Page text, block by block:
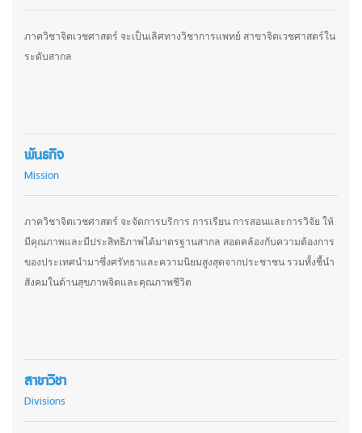
ภาควิชาจิตเวชศาสตร์ จะเป็นเลิศทางวิชาการแพทย์ สาขาจิตเวชศาสตร์ใน
ระดับสากล
พันธกิจ
Mission
ภาควิชาจิตเวชศาสตร์ จะจัดการบริการ การเรียน การสอนและการวิจัย ให้
มีคุณภาพและมีประสิทธิภาพได้มาตรฐานสากล สอดคล้องกับความต้องการ
ของประเทศนำมาซึ่งศรัทธาและความนิยมสูงสุดจากประชาชน รวมทั้งชี้นำ
สังคมในด้านสุขภาพจิตและคุณภาพชีวิต
สาขาวิชา
Divisions